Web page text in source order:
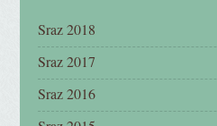
Sraz 2018
Sraz 2017
Sraz 2016